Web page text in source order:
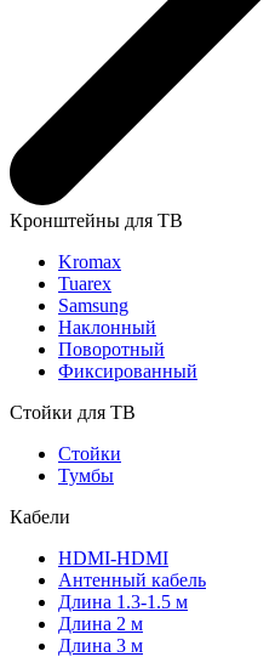
Кронштейны для ТВ
Kromax
Tuarex
Samsung
Наклонный
Поворотный
Фиксированный
Стойки для ТВ
Стойки
Тумбы
Кабели
HDMI-HDMI
Антенный кабель
Длина 1.3-1.5 м
Длина 2 м
Длина 3 м